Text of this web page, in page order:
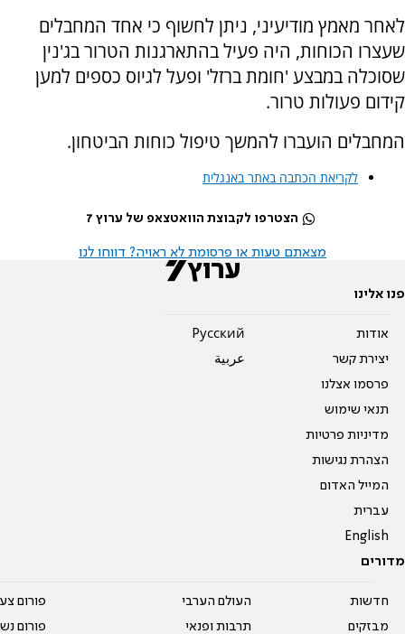
לאחר מאמץ מודיעיני, ניתן לחשוף כי אחד המחבלים
שעצרו הכוחות, היה פעיל בהתארגנות הטרור בג'נין
שסוכלה במבצע 'חומת ברזל' ופעל לגיוס כספים למען
קידום פעולות טרור.
המחבלים הועברו להמשך טיפול כוחות הביטחון.
לקריאת הכתבה באתר באנגלית
הצטרפו לקבוצת הוואטצאפ של ערוץ 7
מצאתם טעות או פרסומת לא ראויה? דווחו לנו
פנו אלינו
אודות
יצירת קשר
פרסמו אצלנו
תנאי שימוש
מדיניות פרטיות
הצהרת נגישות
המייל האדום
עברית
English
Pусский
عربية
מדורים
חדשות
מבזקים
העולם הערבי
תרבות ופנאי
פורום
פורום